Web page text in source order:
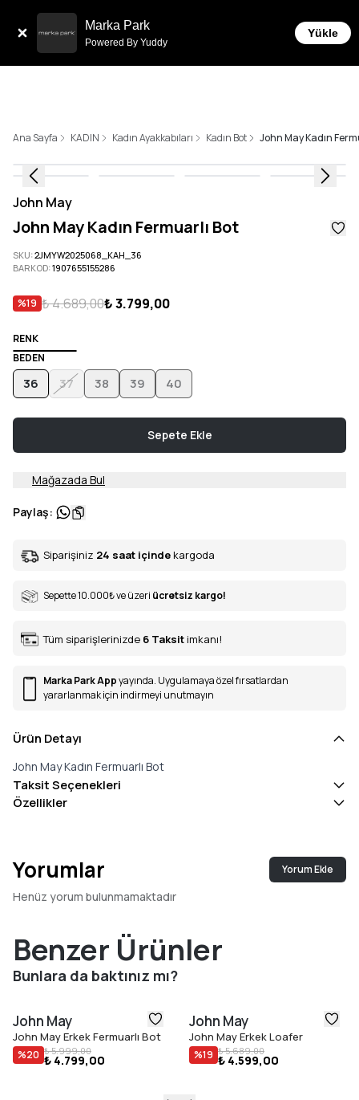
Marka Park
Powered By Yuddy
Yükle
Ana Sayfa KADIN Kadın Ayakkabıları Kadın Bot John May Kadın
John May
John May Kadın Fermuarlı Bot
SKU:2JMYW2025068_KAH_36
BARKOD:1907655155286
%19 ₺ 4.689,00₺ 3.799,00
RENK
BEDEN
36 37 38 39 40
Sepete Ekle
Mağazada Bul
Paylaş:
Siparişiniz 24 saat içinde kargoda
Sepette 10.000₺ve üzeri ücretsiz kargo!
Tüm siparişlerinizde 6 Taksit imkanı!
Marka Park Appyayında. Uygulamaya özel fırsatlardan
yararlanmak için indirmeyi unutmayın
Ürün Detayı
John May Kadın Fermuarlı Bot
Taksit Seçenekleri
Özellikler
Yorumlar Yorum Ekle
Henüz yorum bulunmamaktadır
Benzer Ürünler
Bunlara da baktınız mı?
John May
John May Erkek Fermuarlı Bot
%20 ₺ 5.999,00
₺ 4.799,00
John May
John May Erkek Loafer
%19 ₺ 5.689,00
₺ 4.599,00